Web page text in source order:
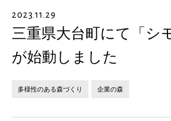
あなたにできること
お問い合わせ
2023.11.29
三重県大台町にて「シ
が始動しました
多様性のある森づくり 企業の森